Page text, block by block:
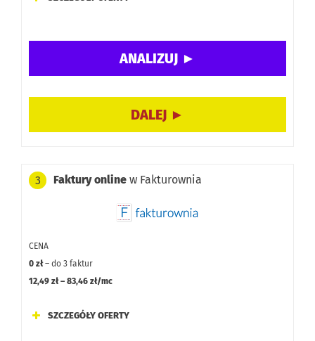
Więcej informacji: Recenzja i opinia
o Firmino
3 Faktury online w Fakturownia
CENA
0 zł– do 3 faktur
12,49 zł – 83,46 zł/mc
SZCZEGÓŁY OFERTY